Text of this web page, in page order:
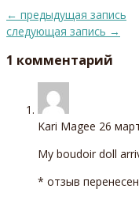
← предыдущая запись
следующая запись →
1 комментарий
Kari Magee 26
My boudoir doll
* отзыв